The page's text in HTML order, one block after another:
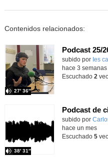
Contenidos relacionados:
subido por Ies
27′ 36″
hace 3 semanas
Escuchado 2
Podcast de
Contenido
subido por
38′ 31″
hace un mes
Escuchado 5